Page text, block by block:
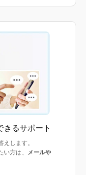
きるサポート
します。
方は、
メールや